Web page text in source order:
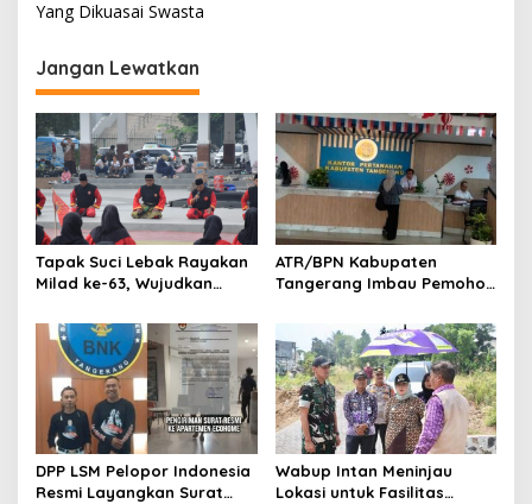
i
g
a
s
i
p
o
s
Yang Dikuasai Swasta
Jangan Lewatkan
Tapak Suci Lebak Rayakan
Milad ke-63, Wujudkan
Menuju Kancah Dunia
ATR/BPN Kabupaten
Tangerang Imbau Pemohon
Berkas Mandek
DPP LSM Pelopor Indonesia
Resmi Layangkan Surat
Wabup Intan Meninjau
Lokasi untuk Fasilitas